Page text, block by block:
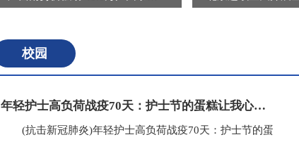
校园
年轻护士高负荷战疫70天：护士节的蛋糕让我心生力量
(抗击新冠肺炎)年轻护士高负荷战疫70天：护士节的蛋